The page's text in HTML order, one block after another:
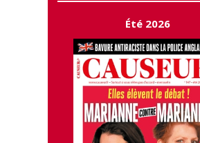
Été 2026